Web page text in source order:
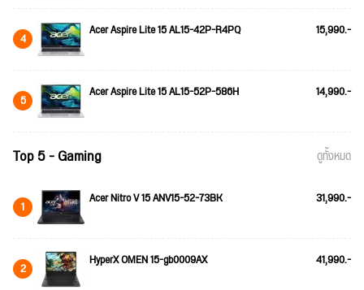
4 Acer Aspire Lite 15 AL15-42P-R4PQ 15,990.-
5 Acer Aspire Lite 15 AL15-52P-586H 14,990.-
Top 5 - Gaming ดูทั้งหมด
1 Acer Nitro V 15 ANV15-52-73BK 31,990.-
2 HyperX OMEN 15-gb0009AX 41,990.-